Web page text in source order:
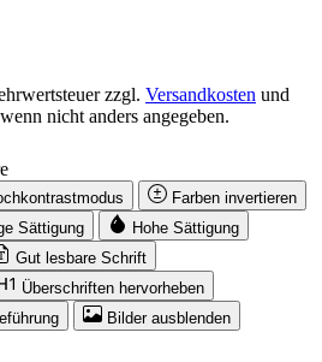
zzgl. Versandkosten und
nicht anders angegeben.
Farben invertieren
Sättigung
Hohe Sättigung
Gut lesbare Schrift
Überschriften hervorheben
Bilder ausblenden